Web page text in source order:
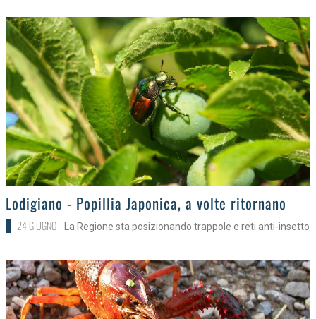
>Lodigiano - Popillia Japonica, a volte ritornano
24 GIUGNO La Regione sta posizionando trappole e reti anti-insetto